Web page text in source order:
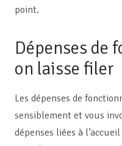
point.
Dépenses de
on laisse filer
Les dépenses de
sensiblement et vous
dépenses liées à